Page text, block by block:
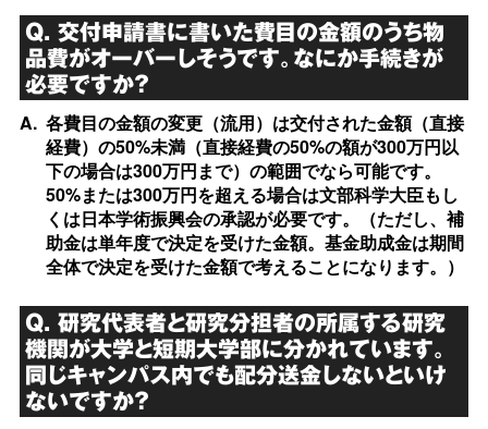
Q. 交付申請書に書いた費目の金額のうち物
品費がオーバーしそうです。なにか手続きが
必要ですか？
A. 各費目の金額の変更（流用）は交付された金額（直接
経費）の50%未満（直接経費の50%の額が300万円以
下の場合は300万円まで）の範囲でなら可能です。
50%または300万円を超える場合は文部科学大臣もし
くは日本学術振興会の承認が必要です。（ただし、補
助金は単年度で決定を受けた金額。基金助成金は期間
全体で決定を受けた金額で考えることになります。）
Q. 研究代表者と研究分担者の所属する研究
機関が大学と短期大学部に分かれています。
同じキャンパス内でも配分送金しないといけ
ないですか？